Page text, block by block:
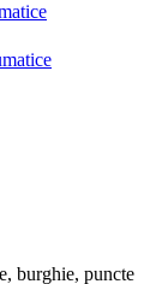
burghie, puncte